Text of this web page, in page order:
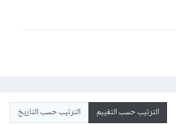
الترتيب حسب التقييم الترتيب حسب التاريخ